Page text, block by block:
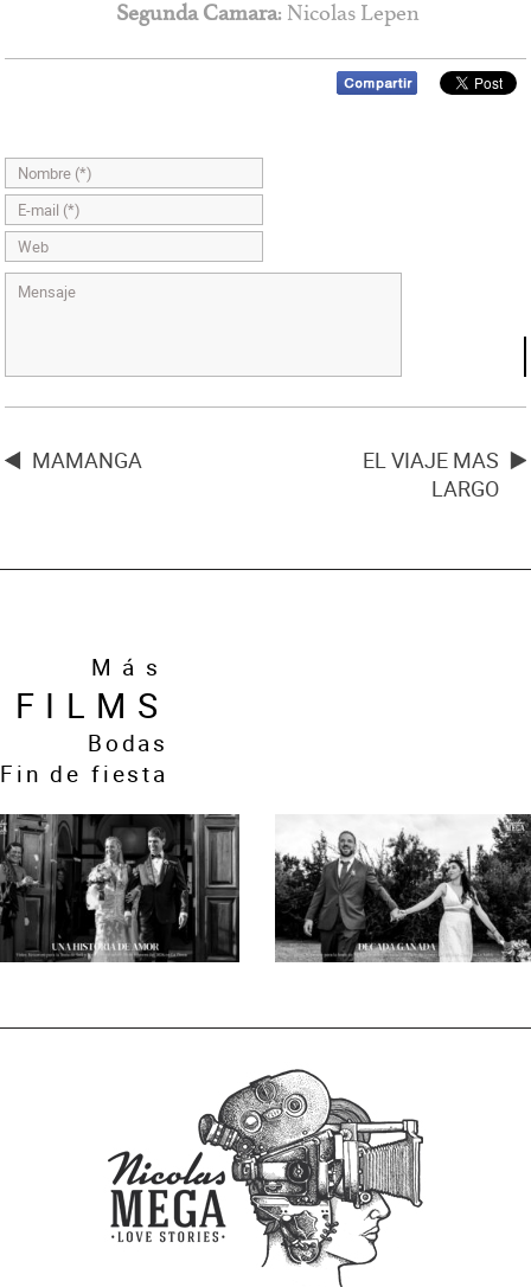
Segunda Camara: Nicolas Lepen
MAMANGA
EL VIAJE MAS
LARGO
Más
FILMS
Bodas
Fin de fiesta